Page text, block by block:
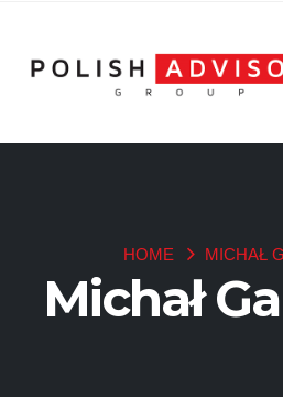
HOME MICHAŁ
Michał